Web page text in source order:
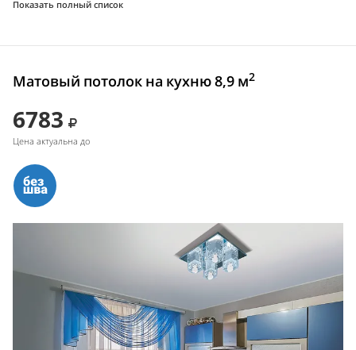
Показать полный список
Матовый потолок на кухню 8,9 м2
6783
Цена актуальна до